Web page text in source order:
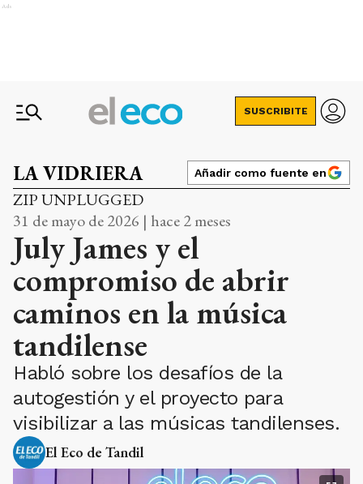
Ads
SUSCRIBITE
LA VIDRIERA Añadir como fuente en
ZIP UNPLUGGED
31 de mayo de 2026 | hace 2 meses
July James y el
compromiso de abrir
caminos en la música
tandilense
Habló sobre los desafíos de la
autogestión y el proyecto para
visibilizar a las músicas tandilenses.
El Eco de Tandil